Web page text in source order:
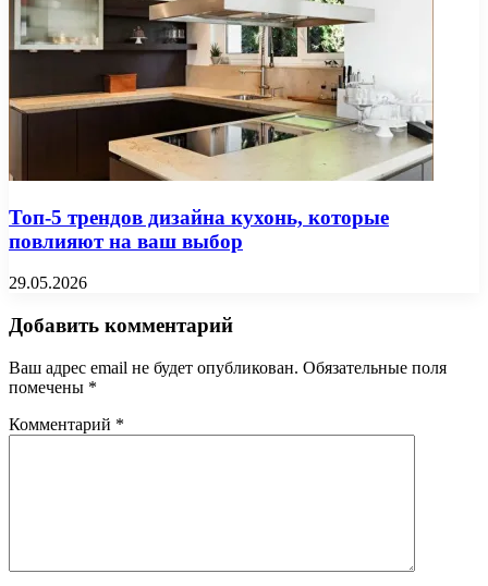
Топ-5 трендов дизайна кухонь, которые
повлияют на ваш выбор
29.05.2026
Добавить комментарий
Ваш адрес email не будет опубликован. Обязательные поля
помечены *
Комментарий *